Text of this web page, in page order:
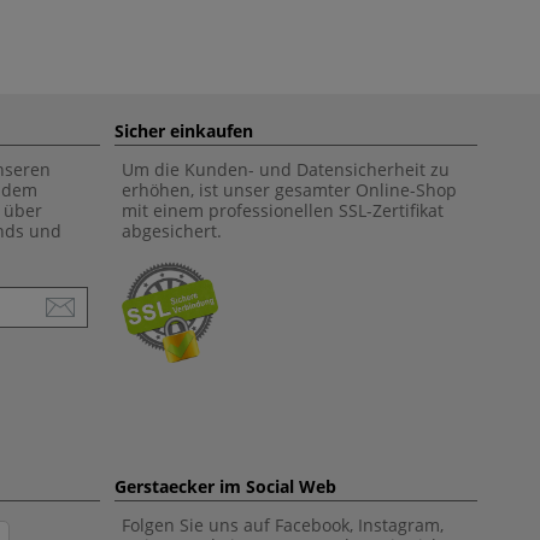
über
und
Sicher einkaufen
Um die Kunden- und Datensicherheit zu
erhöhen, ist unser gesamter Online-Shop
mit einem professionellen SSL-Zertifikat
abgesichert.
Gerstaecker im Social Web
Folgen Sie uns auf Facebook, Instagram,